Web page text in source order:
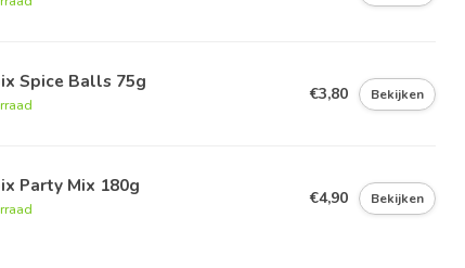
Spice Balls 75g
€3,80 Bekijken
Party Mix 180g
€4,90 Bekijken